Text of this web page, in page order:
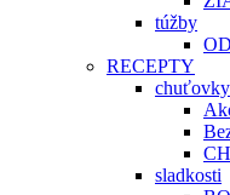
túžby
RECEPTY
chuťovky
sladkosti